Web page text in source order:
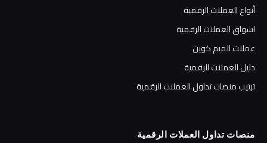
أنواع العملات الرقمية
اسواق العملات الرقمية
عملات الميم كوين
دليل العملات الرقمية
ترتيب منصات تداول العملات الرقمية
منصات تداول العملات الرقمية